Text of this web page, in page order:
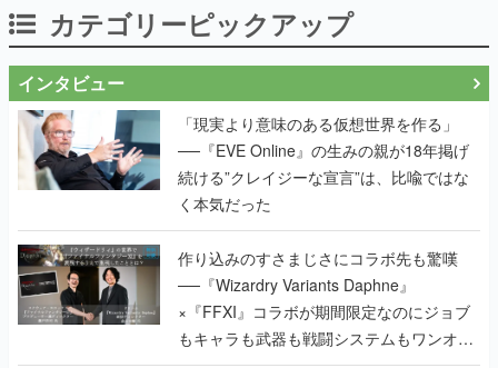
カテゴリーピックアップ
インタビュー
「現実より意味のある仮想世界を作る」
──『EVE Online』の生みの親が18年掲げ
続ける”クレイジーな宣言”は、比喩ではな
く本気だった
作り込みのすさまじさにコラボ先も驚嘆
──『Wizardry Variants Daphne』
×『FFXI』コラボが期間限定なのにジョブ
もキャラも武器も戦闘システムもワンオフ